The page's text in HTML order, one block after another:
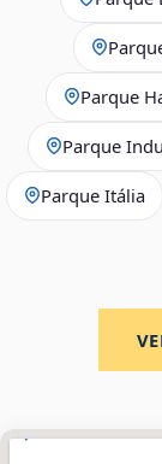
Parque
Parque
Parque Itália